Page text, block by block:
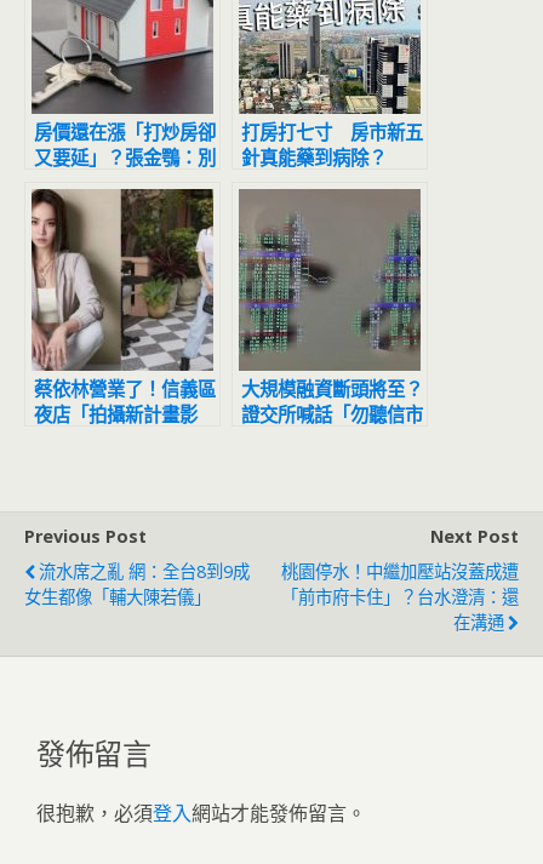
房價還在漲「打炒房卻
又要延」？張金鶚：別
再欺騙人民
打房打七寸 房市新五
針真能藥到病除？
蔡依林營業了！信義區
夜店「拍攝新計畫影
大規模融資斷頭將至？
證交所喊話「勿聽信市
Previous Post
流水席之亂 網：全台8到9成
女生都像「輔大陳若儀」
Next Post
桃園停水！中繼加壓站沒蓋成遭
「前市府卡住」？台水澄清：還
在溝通
發佈留言
很抱歉，必須登入網站才能發佈留言。